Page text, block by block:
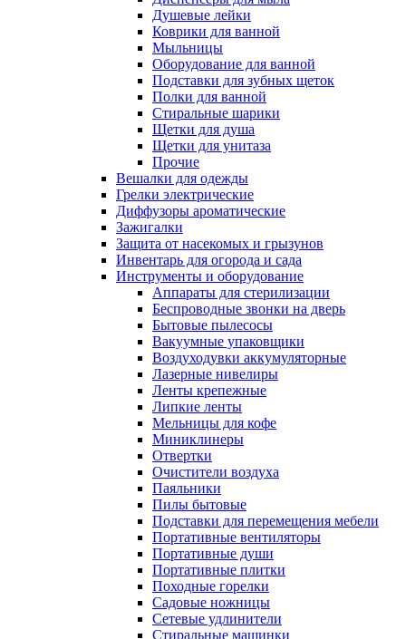
Душевые лейки
Коврики для ванной
Мыльницы
Оборудование для ванной
Подставки для зубных щеток
Полки для ванной
Стиральные шарики
Щетки для душа
Щетки для унитаза
Прочие
Вешалки для одежды
Грелки электрические
Диффузоры ароматические
Зажигалки
Защита от насекомых и грызунов
Инвентарь для огорода и сада
Инструменты и оборудование
Аппараты для стерилизации
Беспроводные звонки на дверь
Бытовые пылесосы
Вакуумные упаковщики
Воздуходувки аккумуляторные
Лазерные нивелиры
Ленты крепежные
Липкие ленты
Мельницы для кофе
Миниклинеры
Отвертки
Очистители воздуха
Паяльники
Пилы бытовые
Подставки для перемещения мебели
Портативные вентиляторы
Портативные души
Портативные плитки
Походные горелки
Садовые ножницы
Сетевые удлинители
Стиральные машинки